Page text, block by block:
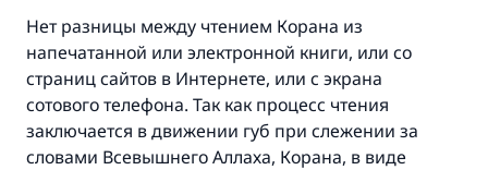
Нет разницы между чтением Корана из
напечатанной или электронной книги, или со
страниц сайтов в Интернете, или с экрана
сотового телефона. Так как процесс чтения
заключается в движении губ при слежении за
словами Всевышнего Аллаха, Корана, в виде